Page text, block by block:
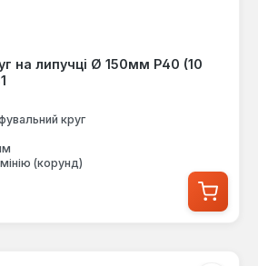
на липучці Ø 150мм P40 (10
круг
(корунд)